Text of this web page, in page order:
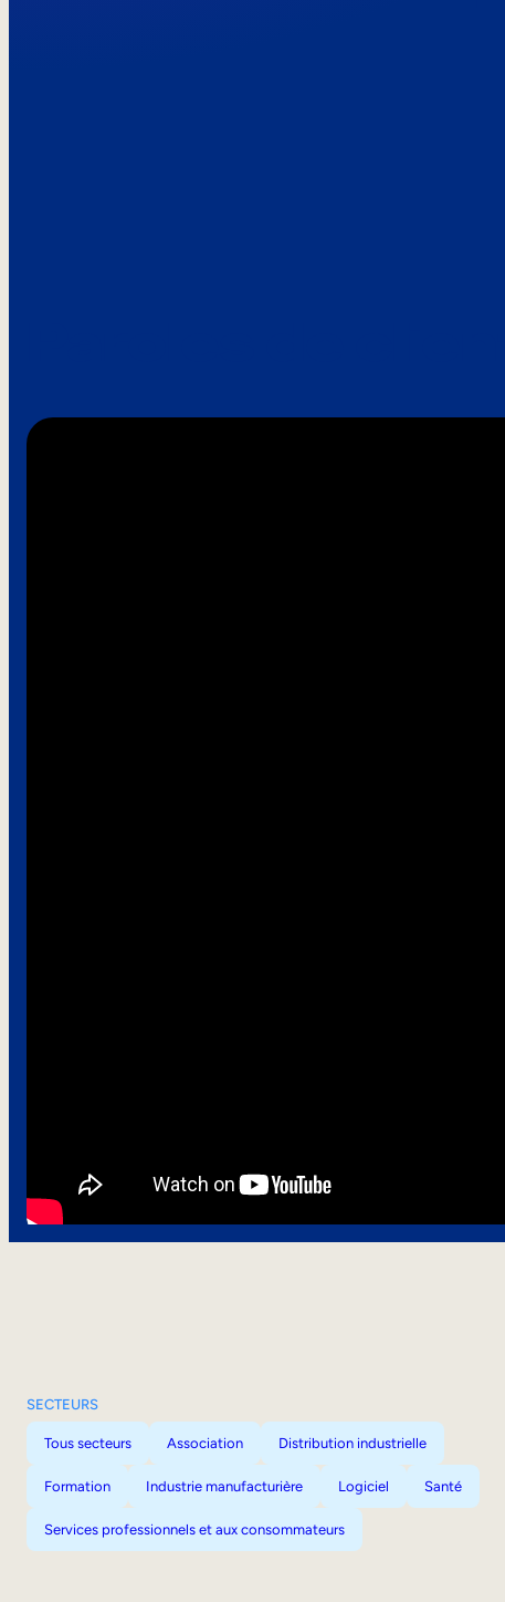
SECTEURS
Tous secteurs Association Distribution industrielle
Formation Industrie manufacturière Logiciel Santé
Services professionnels et aux consommateurs